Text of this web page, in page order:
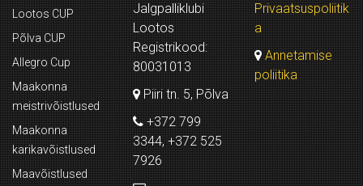
Lootos CUP
Põlva CUP
Allegro Cup
Maakonna
meistrivõistlused
Maakonna
karikavõistlused
Maavõistlused
Jalgpalliklubi
Lootos
Registrikood:
80031013
Piiri tn. 5, Põlva
+372 799
3344, +372 525
7926
Privaatsuspoliitik
a
Annetamise
poliitika